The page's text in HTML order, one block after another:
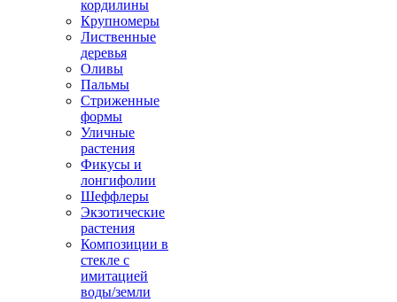
кордилины
Крупномеры
Лиственные
деревья
Оливы
Пальмы
Стриженные
формы
Уличные
растения
Фикусы и
лонгифолии
Шеффлеры
Экзотические
растения
Композиции в
стекле с
имитацией
воды/земли